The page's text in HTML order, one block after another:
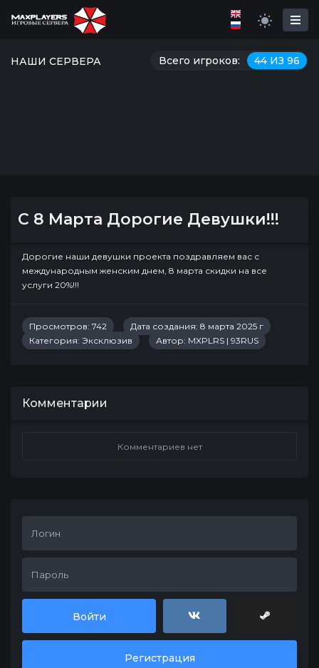
Всего игроков: 44 ИЗ 96
НАШИ СЕРВЕРА
С 8 Марта Дорогие Девушки!!!
Дорогие наши девушки проекта поздравляем вас с
международным женским днем, 8 марта скидки на все
услуги 20%!!!
Просмотров: 742
Дата создания: 8 марта 2025 г
Категория: Эксклюзив Автор: MXPLRS | 93RUS
Комментарии
Комментариев нет
Войти
Регистрация